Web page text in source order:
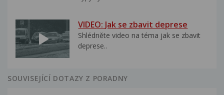
VIDEO: Jak se zbavit deprese
Shlédněte video na téma jak se zbavit
deprese..
SOUVISEJÍCÍ DOTAZY Z PORADNY